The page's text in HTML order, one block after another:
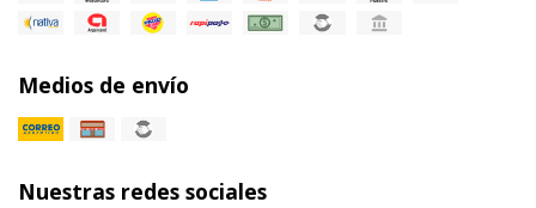
Medios de envío
Nuestras redes sociales